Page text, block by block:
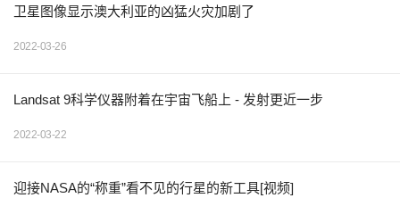
卫星图像显示澳大利亚的凶猛火灾加剧了
2022-03-26
Landsat 9科学仪器附着在宇宙飞船上 - 发射更近一步
2022-03-22
迎接NASA的“称重”看不见的行星的新工具[视频]